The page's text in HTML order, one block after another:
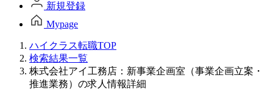
新規登録
Mypage
ハイクラス転職TOP
検索結果一覧
株式会社アイ工務店：新事業企画室（事業企画立案・
推進業務）の求人情報詳細